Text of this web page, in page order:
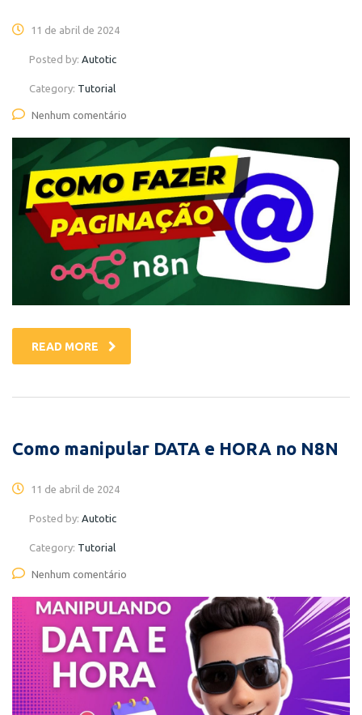
11 de abril de 2024
Posted by: Autotic
Category: Tutorial
Nenhum comentário
READ MORE
Como manipular DATA e HORA no N8N
11 de abril de 2024
Posted by: Autotic
Category: Tutorial
Nenhum comentário